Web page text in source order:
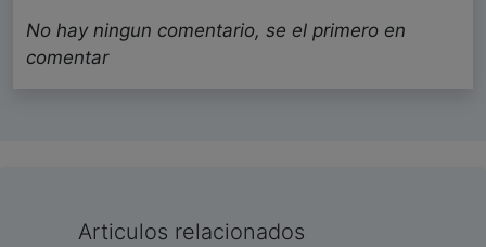
No hay ningun comentario, se el primero en
comentar
Articulos relacionados